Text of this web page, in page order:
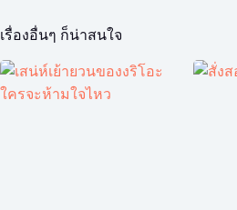
เรื่องอื่นๆ ก็น่าสนใจ